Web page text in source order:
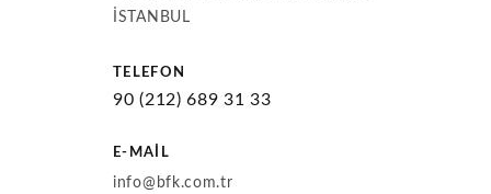
İSTANBUL
TELEFON
90 (212) 689 31 33
E-MAIL
info@bfk.com.tr